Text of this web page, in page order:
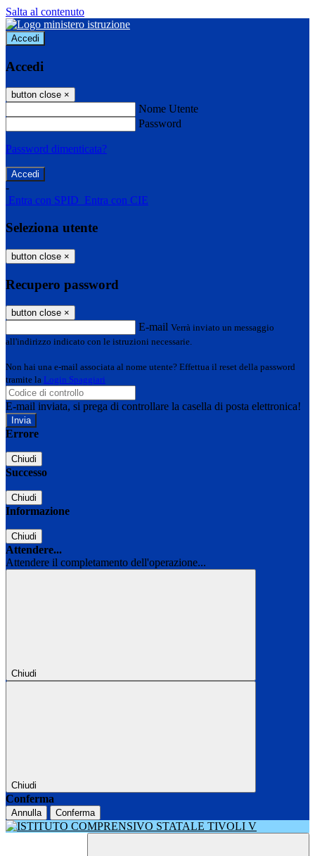
Salta al contenuto
Accedi
Accedi
button close ×
Nome Utente
Password
Password dimenticata?
-
Entra con SPID Entra con CIE
Seleziona utente
button close ×
Recupero password
button close ×
E-mail Verrà inviato un messaggio
all'indirizzo indicato con le istruzioni necessarie.
Non hai una e-mail associata al nome utente? Effettua il reset della password
tramite la Login Spaggiari
E-mail inviata, si prega di controllare la casella di posta elettronica!
Errore
Chiudi
Successo
Chiudi
Informazione
Chiudi
Attendere...
Attendere il completamento dell'operazione...
Chiudi
Chiudi
Conferma
Annulla Conferma